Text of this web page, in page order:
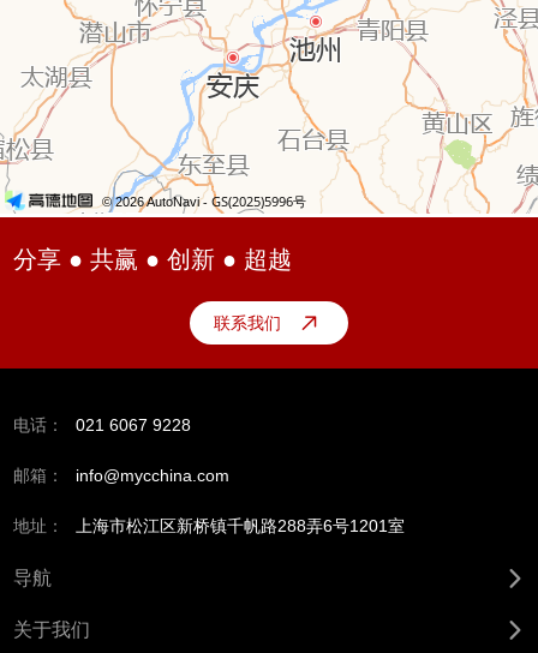
分享 ● 共赢 ● 创新 ● 超越
联系我们
电话： 021 6067 9228
邮箱： info@mycchina.com
地址： 上海市松江区新桥镇千帆路288弄6号1201室
导航
关于我们